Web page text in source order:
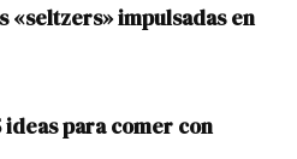
«seltzers» impulsadas en
para comer con